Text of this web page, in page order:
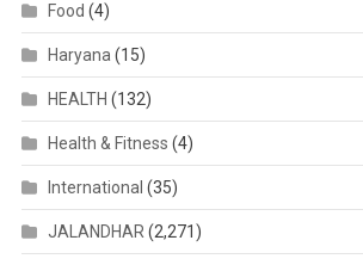
Food (4)
Haryana (15)
HEALTH (132)
Health & Fitness (4)
International (35)
JALANDHAR (2,271)